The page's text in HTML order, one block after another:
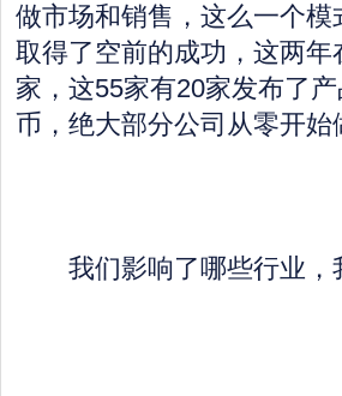
做市场和销售，这么一个
取得了空前的成功，这两
家，这55家有20家发布了
币，绝大部分公司从零开
我们影响了哪些行业，